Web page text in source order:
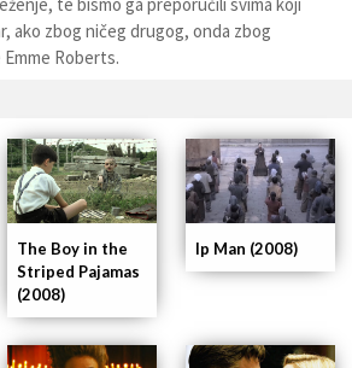
ako zbog ničeg drugog, onda zbog
Roberts.
Ip Man (2008)
The Boy in the
Striped Pajamas
(2008)